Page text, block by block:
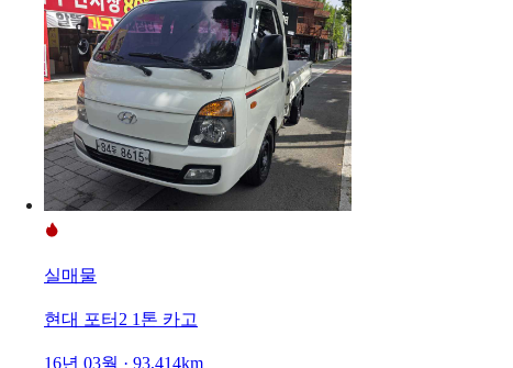
실매물
현대 포터2 1톤 카고
16년 03월 · 93,414km